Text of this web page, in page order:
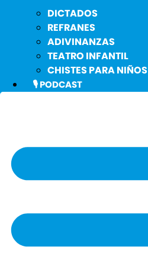
DICTADOS
REFRANES
ADIVINANZAS
TEATRO INFANTIL
CHISTES PARA NIÑOS
🎙️ PODCAST